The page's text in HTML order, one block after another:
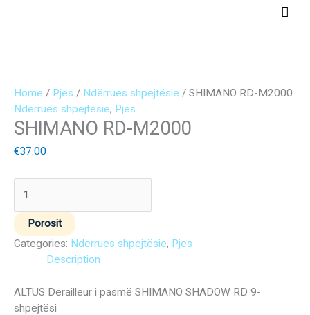
Main
Home / Pjes / Ndërrues shpejtësie / SHIMANO RD-M2000
Ndërrues shpejtësie, Pjes
SHIMANO RD-M2000
€37.00
RD-
M2000
quantity
Porosit
Categories: Ndërrues shpejtësie, Pjes
Description
ALTUS Derailleur i pasmë SHIMANO SHADOW RD 9-
shpejtësi